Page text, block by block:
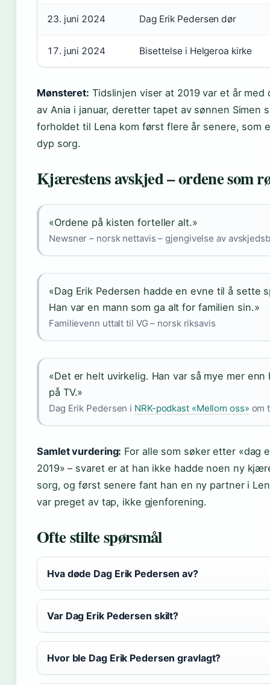
23. juni 2024 Dag Erik Pedersen dør
17. juni 2024 Bisettelse i Helgeroa kirke
Mønsteret: Tidslinjen viser at 2019 var et år
av Ania i januar, deretter tapet av sønnen Simen
forholdet til Lena kom først flere år senere, som
dyp sorg.
Kjærestens avskjed – ordene som
«Ordene på kisten forteller alt.»
Newsner – norsk nettavis – gjengivelse av
«Dag Erik Pedersen hadde en evne til å sette
Han var en mann som ga alt for familien sin.»
Familievenn uttalt til VG – norsk riksavis
«Det er helt uvirkelig. Han var så mye mer
på TV.»
Dag Erik Pedersen i NRK-podkast «Mellom oss» om
Samlet vurdering: For alle som søker etter «dag
2019» – svaret er at han ikke hadde noen ny
sorg, og først senere fant han en ny partner i
var preget av tap, ikke gjenforening.
Ofte stilte spørsmål
Hva døde Dag Erik Pedersen av?
Var Dag Erik Pedersen skilt?
Hvor ble Dag Erik Pedersen gravlagt?